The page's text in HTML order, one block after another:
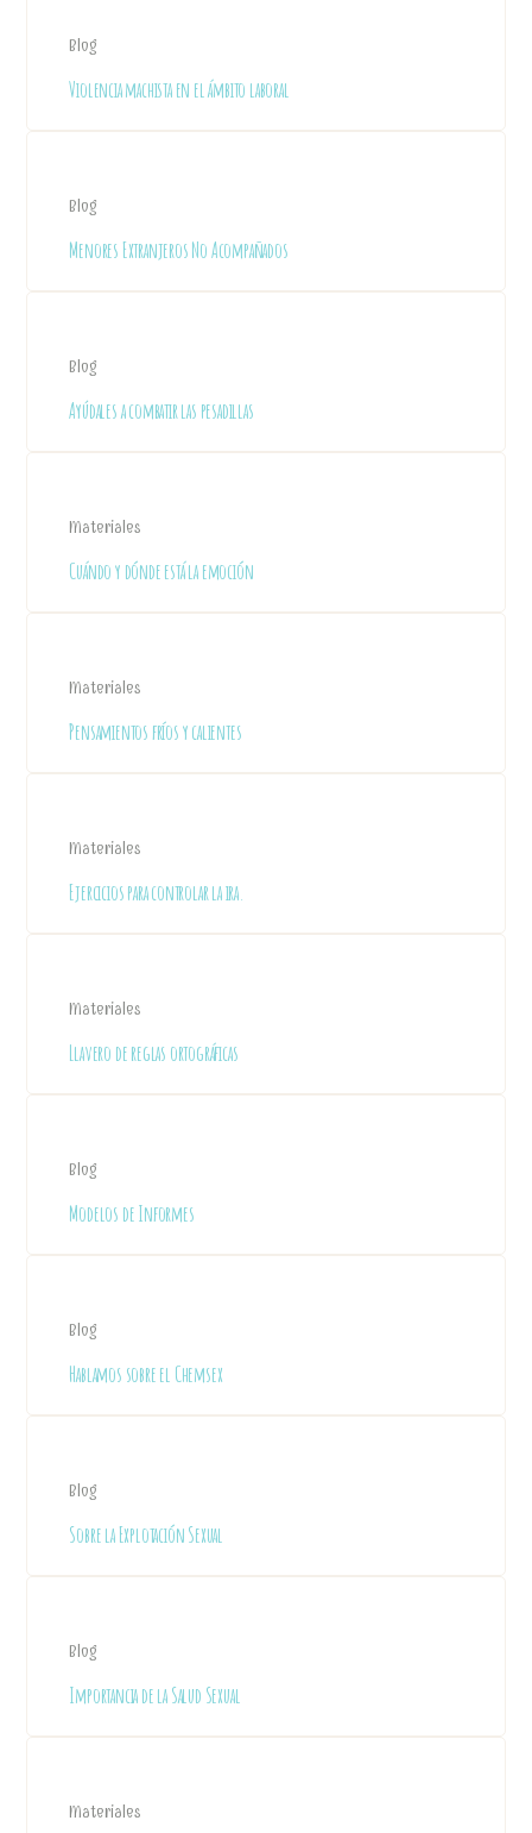
Blog
Violencia machista en el ámbito laboral
Blog
Menores Extranjeros No Acompañados
Blog
Ayúdales a combatir las pesadillas
Materiales
Cuándo y dónde está la emoción
Materiales
Pensamientos fríos y calientes
Materiales
Ejercicios para controlar la ira.
Materiales
Llavero de reglas ortográficas
Blog
Modelos de Informes
Blog
Hablamos sobre el Chemsex
Blog
Sobre la Explotación Sexual
Blog
Importancia de la Salud Sexual
Materiales